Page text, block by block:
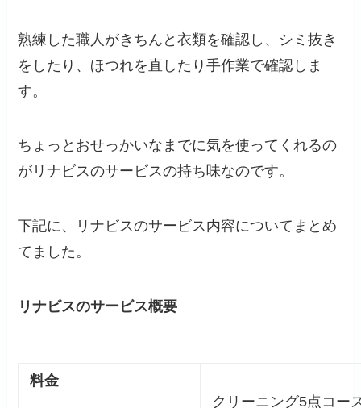
熟練した職人がきちんと衣類を確認し、シミ抜き
をしたり、ほつれを直したり手作業で確認しま
す。
ちょっとおせっかいなまでに気を使ってくれるの
がリナビスのサービスの持ち味なのです。
下記に、リナビスのサービス内容についてまとめ
てました。
リナビスのサービス概要
料金
クリーニング5点コ